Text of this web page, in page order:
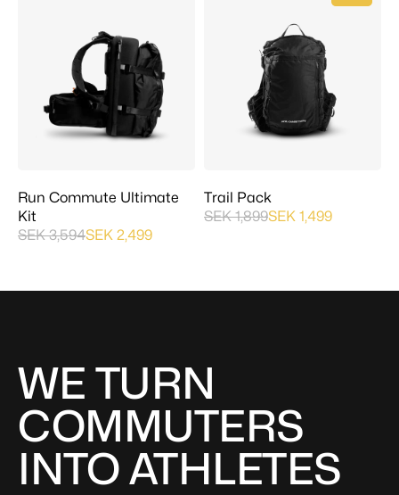
Run Commute Ultimate
Kit
SEK 3,594SEK 2,499
Trail Pack
SEK 1,899SEK 1,499
WE TURN
COMMUTERS
INTO ATHLETES